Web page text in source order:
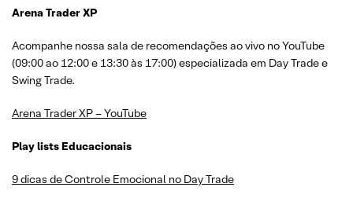
Arena Trader XP
Acompanhe nossa sala de recomendações ao vivo no YouTube
(09:00 ao 12:00 e 13:30 às 17:00) especializada em Day Trade e
Swing Trade.
Arena Trader XP – YouTube
Play lists Educacionais
9 dicas de Controle Emocional no Day Trade